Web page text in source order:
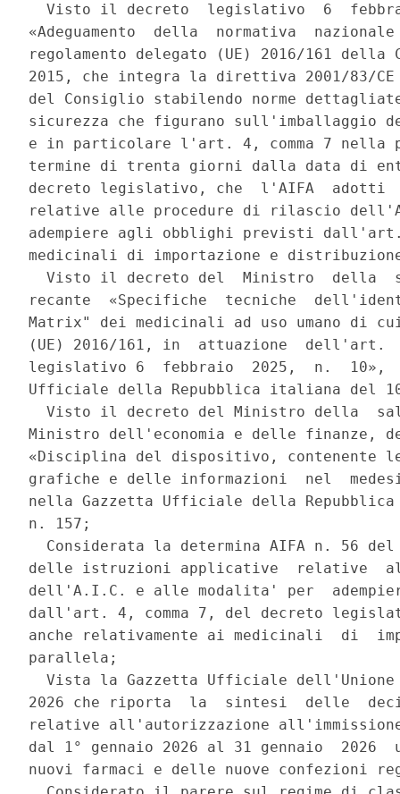
Visto il decreto  legislativo  6
«Adeguamento  della  normativa
regolamento delegato (UE) 2016/161
2015, che integra la direttiva 2001/83/
del Consiglio stabilendo norme
sicurezza che figurano sull'imballaggio
e in particolare l'art. 4, comma 7 nella
termine di trenta giorni dalla data di
decreto legislativo, che  l'AIFA
relative alle procedure di rilascio
adempiere agli obblighi previsti
medicinali di importazione e
Visto il decreto del  Ministro  della
recante  «Specifiche  tecniche
Matrix" dei medicinali ad uso umano di
(UE) 2016/161, in  attuazione  dell'art.
legislativo 6  febbraio  2025,  n.  10»,
Ufficiale della Repubblica italiana del
Visto il decreto del Ministro della
Ministro dell'economia e delle finanze,
«Disciplina del dispositivo, contenente
grafiche e delle informazioni  nel
nella Gazzetta Ufficiale della
n. 157;
Considerata la determina AIFA n. 56
delle istruzioni applicative  relative
dell'A.I.C. e alle modalita' per
dall'art. 4, comma 7, del decreto
anche relativamente ai medicinali  di
parallela;
Vista la Gazzetta Ufficiale
2026 che riporta  la  sintesi  delle
relative all'autorizzazione
dal 1° gennaio 2026 al 31 gennaio
nuovi farmaci e delle nuove confezioni